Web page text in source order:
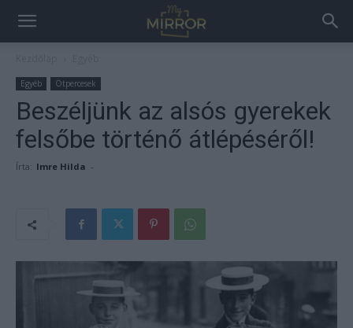
Egyéb Ötpercesek
Beszéljünk az alsós gyerekek
felsőbe történő átlépéséről!
Írta: Imre Hilda -